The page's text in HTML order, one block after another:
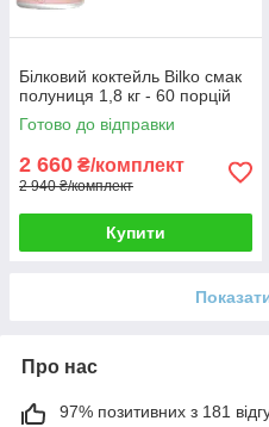
Білковий коктейль Bilko смак
полуниця 1,8 кг - 60 порцій
Готово до відправки
2 660 ₴/комплект
2 940 ₴/комплект
Купити
Про нас
97% позитивних з 181